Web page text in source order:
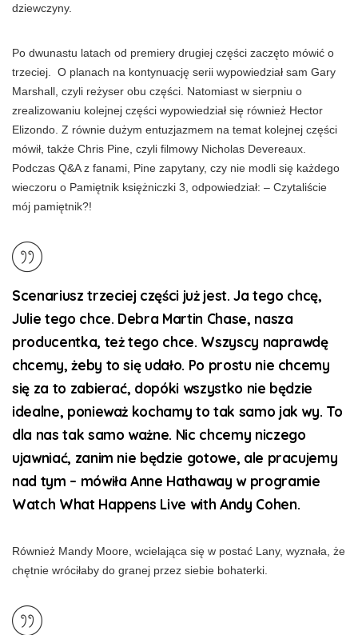
dziewczyny.
Po dwunastu latach od premiery drugiej części zaczęto mówić o
trzeciej. O planach na kontynuację serii wypowiedział sam Gary
Marshall, czyli reżyser obu części. Natomiast w sierpniu o
zrealizowaniu kolejnej części wypowiedział się również Hector
Elizondo. Z równie dużym entuzjazmem na temat kolejnej części
mówił, także Chris Pine, czyli filmowy Nicholas Devereaux.
Podczas Q&A z fanami, Pine zapytany, czy nie modli się każdego
wieczoru o Pamiętnik księżniczki 3, odpowiedział: – Czytaliście
mój pamiętnik?!
Scenariusz trzeciej części już jest. Ja tego chcę,
Julie tego chce. Debra Martin Chase, nasza
producentka, też tego chce. Wszyscy naprawdę
chcemy, żeby to się udało. Po prostu nie chcemy
się za to zabierać, dopóki wszystko nie będzie
idealne, ponieważ kochamy to tak samo jak wy. To
dla nas tak samo ważne. Nic chcemy niczego
ujawniać, zanim nie będzie gotowe, ale pracujemy
nad tym – mówiła Anne Hathaway w programie
Watch What Happens Live with Andy Cohen.
Również Mandy Moore, wcielająca się w postać Lany, wyznała, że
chętnie wróciłaby do granej przez siebie bohaterki.